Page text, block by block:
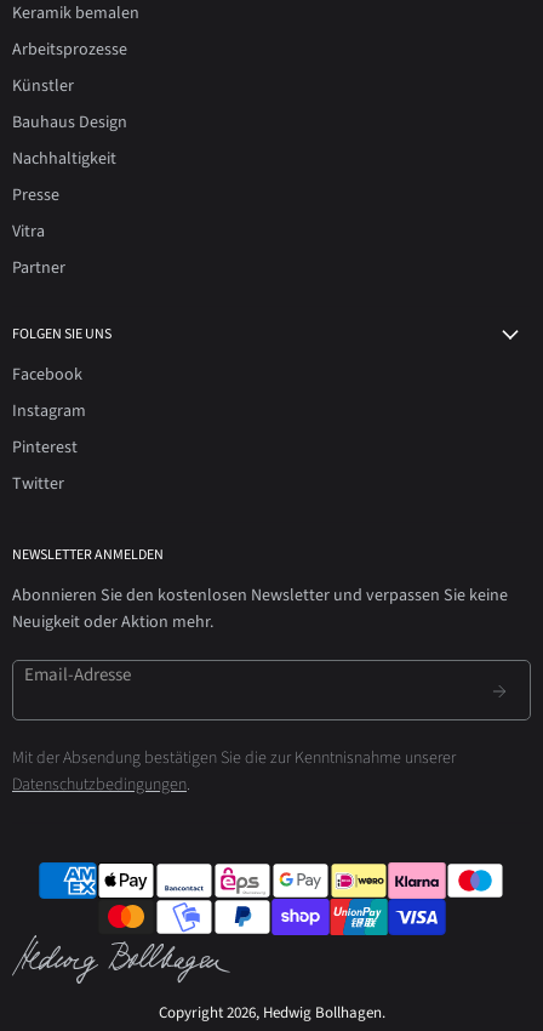
Keramik bemalen
Arbeitsprozesse
Künstler
Bauhaus Design
Nachhaltigkeit
Presse
Vitra
Partner
FOLGEN SIE UNS
Facebook
Instagram
Pinterest
Twitter
NEWSLETTER ANMELDEN
Abonnieren Sie den kostenlosen Newsletter und verpassen Sie keine
Neuigkeit oder Aktion mehr.
Email-Adresse
Mit der Absendung bestätigen Sie die zur Kenntnisnahme unserer
Datenschutzbedingungen.
Copyright 2026, Hedwig Bollhagen.